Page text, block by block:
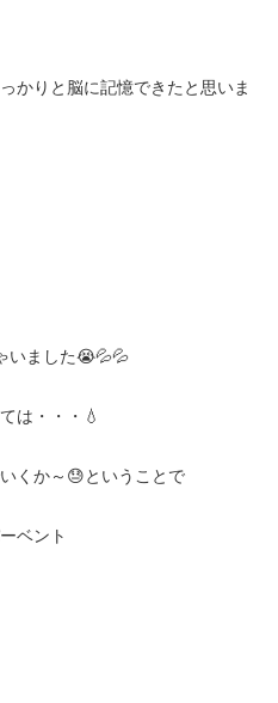
かりと脳に記憶できたと思いま
いました😭💦💦
は・・・💧
くか～😓ということで
ベント